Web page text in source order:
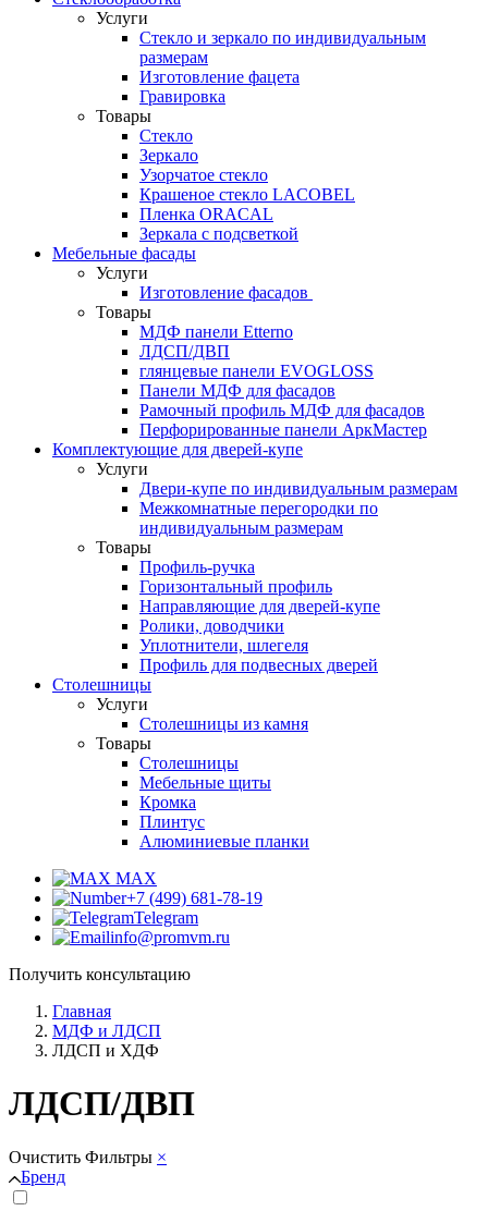
Услуги
Стекло и зеркало по индивидуальным
размерам
Изготовление фацета
Гравировка
Товары
Стекло
Зеркало
Узорчатое стекло
Крашеное стекло LACOBEL
Пленка ORACAL
Зеркала с подсветкой
Мебельные фасады
Услуги
Изготовление фасадов
Товары
МДФ панели Etterno
ЛДСП/ДВП
глянцевые панели EVOGLOSS
Панели МДФ для фасадов
Рамочный профиль МДФ для фасадов
Перфорированные панели АркМастер
Комплектующие для дверей-купе
Услуги
Двери-купе по индивидуальным размерам
Межкомнатные перегородки по
индивидуальным размерам
Товары
Профиль-ручка
Горизонтальный профиль
Направляющие для дверей-купе
Ролики, доводчики
Уплотнители, шлегеля
Профиль для подвесных дверей
Столешницы
Услуги
Столешницы из камня
Товары
Столешницы
Мебельные щиты
Кромка
Плинтус
Алюминиевые планки
MAX
+7 (499) 681-78-19
Telegram
info@promvm.ru
Получить консультацию
Главная
МДФ и ЛДСП
ЛДСП и ХДФ
ЛДСП/ДВП
Очистить Фильтры ×
Бренд